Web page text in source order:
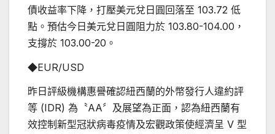
債收益率下降，打壓美元兌日圓回落至 103.72 低
點。預估今日美元兌日圓阻力於 103.80-104.00，
支撐於 103.00-20。
◆EUR/USD
昨日評級機構惠譽確認紐西蘭的外幣發行人違約評
等 (IDR) 為〝AA〞及展望為正面，認為紐西蘭有
效控制新型冠狀病毒疫情及宏觀政策使經濟呈 V 型